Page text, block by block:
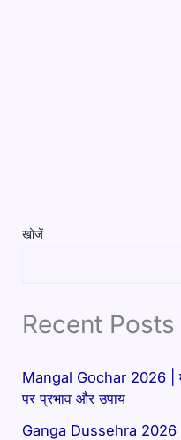
खोजें
Recent Posts
Mangal Gochar 2026 |
पर प्रभाव और उपाय
Ganga Dussehra 2026 |